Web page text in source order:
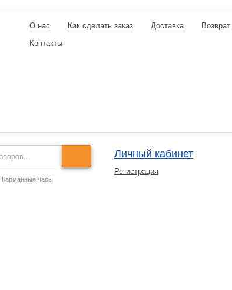
О нас Как сделать заказ Доставка
Возврат
Контакты
Карманные часы
Личный кабинет
Регистрация